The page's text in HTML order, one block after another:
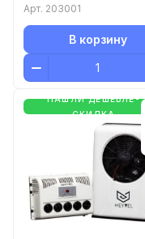
Арт. 203001
В корзину
НАШЛИ ДЕШЕВЛЕ-
СКИДКА